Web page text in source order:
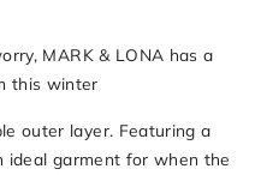
MARK & LONA has a
this winter
outer layer. Featuring a
ideal garment for when the